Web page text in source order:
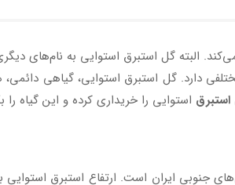
البته گل استبرق استوایی به نام‌های
دارد. گل استبرق استوایی، گیاهی دائمی،
استوایی را خریداری کرده و این گیاه را